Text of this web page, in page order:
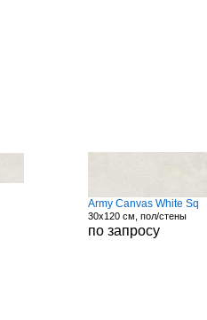
Army Canvas White Sq
30x120 см, пол/стены
по запросу